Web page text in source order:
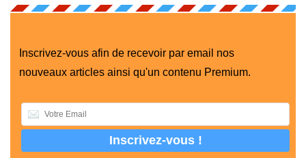
Inscrivez-vous afin de recevoir par email nos
nouveaux articles ainsi qu'un contenu Premium.